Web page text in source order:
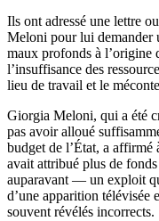
Ils ont adressé une lettre
Meloni pour lui demander
maux profonds à l’origine
l’insuffisance des
lieu de travail et le
Giorgia Meloni, qui a été
pas avoir alloué
budget de l’État, a affirmé
avait attribué plus de
auparavant — un exploit
d’une apparition télévisée
souvent révélés incorrects.